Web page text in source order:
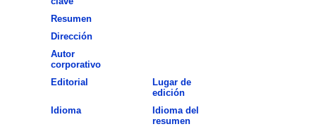
Resumen
Dirección
Autor
corporativo
Editorial
Lugar de
edición
Idioma
Idioma del
resumen